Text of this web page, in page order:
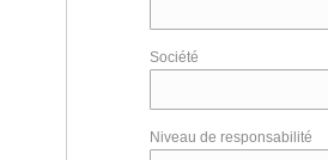
Société
Niveau de responsabilité